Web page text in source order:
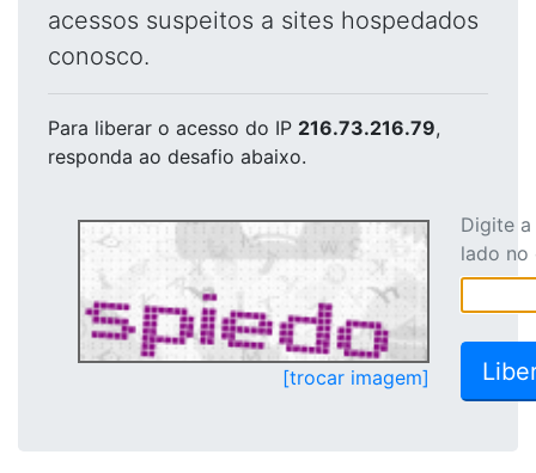
acessos suspeitos a sites hospedados
conosco.
Para liberar o acesso do IP 216.73.216.79,
responda ao desafio abaixo.
[trocar imagem]
Digite
lado no